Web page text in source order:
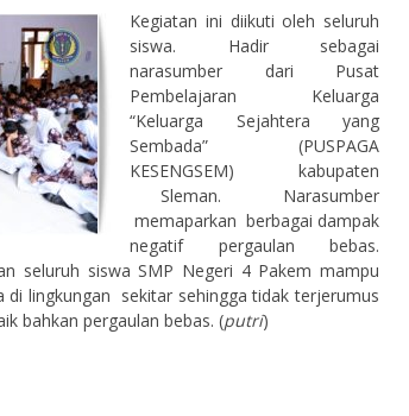
Kegiatan ini diikuti oleh seluruh
siswa. Hadir sebagai
narasumber dari Pusat
Pembelajaran Keluarga
“Keluarga Sejahtera yang
Sembada” (PUSPAGA
KESENGSEM) kabupaten
Sleman. Narasumber
memaparkan berbagai dampak
negatif pergaulan bebas.
seluruh siswa SMP Negeri 4 Pakem mampu
lingkungan sekitar sehingga tidak terjerumus
bahkan pergaulan bebas. (putri)